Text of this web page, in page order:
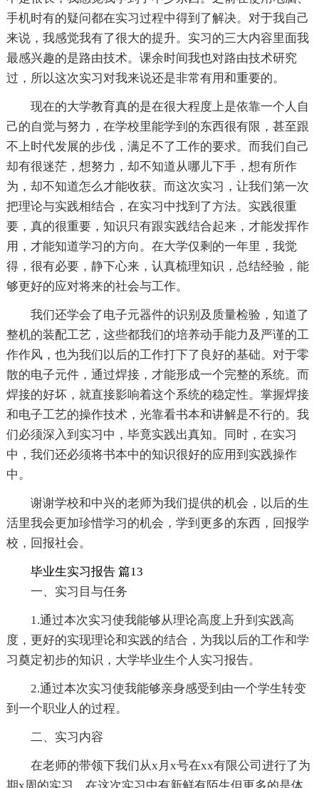
手机时有的疑问都在实习过程中得到了解决。对于我自己
来说，我感觉我有了很大的提升。实习的三大内容里面我
最感兴趣的是路由技术。课余时间我也对路由技术研究
过，所以这次实习对我来说还是非常有用和重要的。
现在的大学教育真的是在很大程度上是依靠一个人自
己的自觉与努力，在学校里能学到的东西很有限，甚至跟
不上时代发展的步伐，满足不了工作的要求。而我们自己
却有很迷茫，想努力，却不知道从哪儿下手，想有所作
为，却不知道怎么才能收获。而这次实习，让我们第一次
把理论与实践相结合，在实习中找到了方法。实践很重
要，真的很重要，知识只有跟实践结合起来，才能发挥作
用，才能知道学习的方向。在大学仅剩的一年里，我觉
得，很有必要，静下心来，认真梳理知识，总结经验，能
够更好的应对将来的社会与工作。
我们还学会了电子元器件的识别及质量检验，知道了
整机的装配工艺，这些都我们的培养动手能力及严谨的工
作作风，也为我们以后的工作打下了良好的基础。对于零
散的电子元件，通过焊接，才能形成一个完整的系统。而
焊接的好坏，就直接影响着这个系统的稳定性。掌握焊接
和电子工艺的操作技术，光靠看书本和讲解是不行的。我
们必须深入到实习中，毕竟实践出真知。同时，在实习
中，我们还必须将书本中的知识很好的应用到实践操作
中。
谢谢学校和中兴的老师为我们提供的机会，以后的生
活里我会更加珍惜学习的机会，学到更多的东西，回报学
校，回报社会。
毕业生实习报告 篇13
一、实习目与任务
1.通过本次实习使我能够从理论高度上升到实践高
度，更好的实现理论和实践的结合，为我以后的工作和学
习奠定初步的知识，大学毕业生个人实习报告。
2.通过本次实习使我能够亲身感受到由一个学生转变
到一个职业人的过程。
二、实习内容
在老师的带领下我们从x月x号在xx有限公司进行了为